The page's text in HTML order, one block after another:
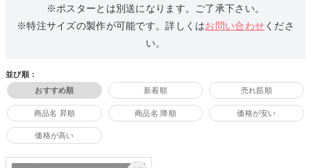
※ポスターとは別送になります。ご了承下さい。
※特注サイズの製作が可能です。詳しくはお問い合わせくださ
い。
並び順：
おすすめ順
新着順 売れ筋順
商品名 昇順 商品名 降順 価格が安い
価格が高い